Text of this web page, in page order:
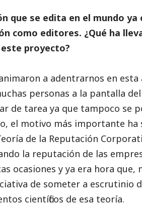
que se edita en el mundo ya
como editores. ¿Qué ha
proyecto?
a adentrarnos en esta
personas a la pantalla
de tarea ya que tampoco se
el motivo más importante
de la Reputación
la reputación de las
ocasiones y ya era hora que,
de someter a escrutinio
científicos de esa teoría.